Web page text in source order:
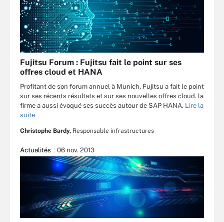
Fujitsu Forum : Fujitsu fait le point sur ses
offres cloud et HANA
Profitant de son forum annuel à Munich, Fujitsu a fait le point
sur ses récents résultats et sur ses nouvelles offres cloud. la
firme a aussi évoqué ses succès autour de SAP HANA. Lire la
suite
Christophe Bardy, Responsable infrastructures
Actualités 06 nov. 2013